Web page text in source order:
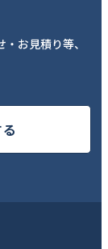
お見積り等、